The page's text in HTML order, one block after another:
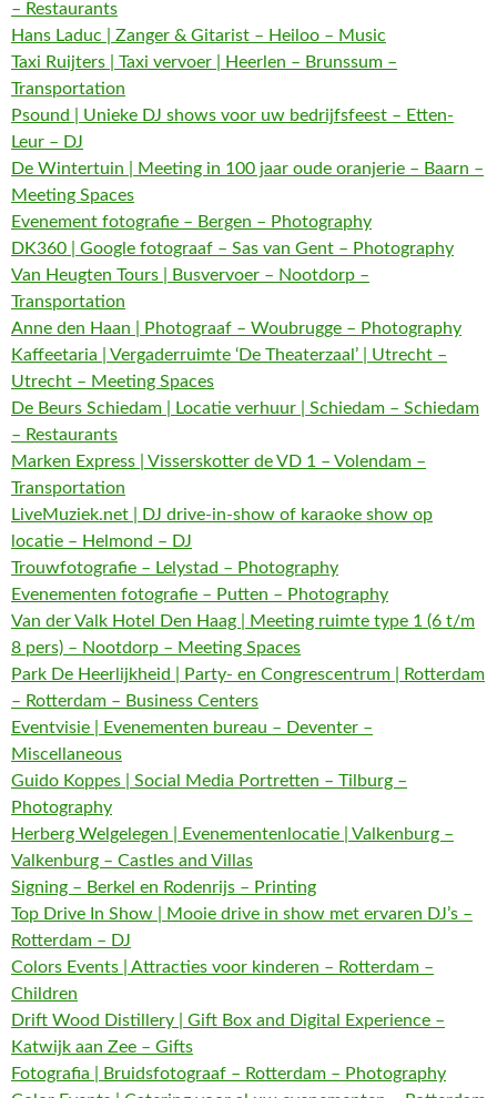
– Restaurants
Hans Laduc | Zanger & Gitarist – Heiloo – Music
Taxi Ruijters | Taxi vervoer | Heerlen – Brunssum –
Transportation
Psound | Unieke DJ shows voor uw bedrijfsfeest – Etten-
Leur – DJ
De Wintertuin | Meeting in 100 jaar oude oranjerie – Baarn –
Meeting Spaces
Evenement fotografie – Bergen – Photography
DK360 | Google fotograaf – Sas van Gent – Photography
Van Heugten Tours | Busvervoer – Nootdorp –
Transportation
Anne den Haan | Photograaf – Woubrugge – Photography
Kaffeetaria | Vergaderruimte ‘De Theaterzaal’ | Utrecht –
Utrecht – Meeting Spaces
De Beurs Schiedam | Locatie verhuur | Schiedam – Schiedam
– Restaurants
Marken Express | Visserskotter de VD 1 – Volendam –
Transportation
LiveMuziek.net | DJ drive-in-show of karaoke show op
locatie – Helmond – DJ
Trouwfotografie – Lelystad – Photography
Evenementen fotografie – Putten – Photography
Van der Valk Hotel Den Haag | Meeting ruimte type 1 (6 t/m
8 pers) – Nootdorp – Meeting Spaces
Park De Heerlijkheid | Party- en Congrescentrum | Rotterdam
– Rotterdam – Business Centers
Eventvisie | Evenementen bureau – Deventer –
Miscellaneous
Guido Koppes | Social Media Portretten – Tilburg –
Photography
Herberg Welgelegen | Evenementenlocatie | Valkenburg –
Valkenburg – Castles and Villas
Signing – Berkel en Rodenrijs – Printing
Top Drive In Show | Mooie drive in show met ervaren DJ’s –
Rotterdam – DJ
Colors Events | Attracties voor kinderen – Rotterdam –
Children
Drift Wood Distillery | Gift Box and Digital Experience –
Katwijk aan Zee – Gifts
Fotografia | Bruidsfotograaf – Rotterdam – Photography